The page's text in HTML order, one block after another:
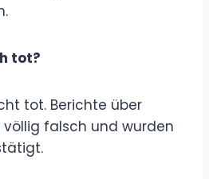
tot?
tot. Berichte über
völlig falsch und wurden